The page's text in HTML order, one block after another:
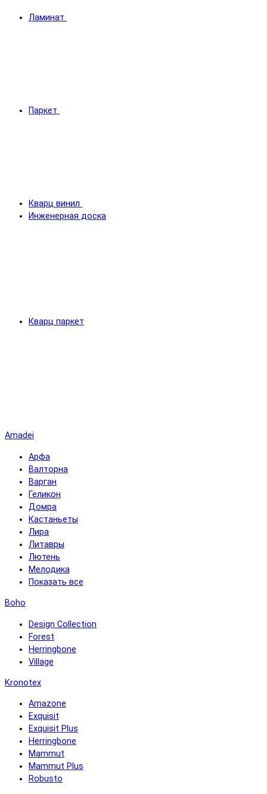
Ламинат
Паркет
Кварц винил
Инженерная доска
Кварц паркет
Amadei
Арфа
Валторна
Варган
Геликон
Домра
Кастаньеты
Лира
Литавры
Лютень
Мелодика
Показать все
Boho
Design Collection
Forest
Herringbone
Village
Kronotex
Amazone
Exquisit
Exquisit Plus
Herringbone
Mammut
Mammut Plus
Robusto